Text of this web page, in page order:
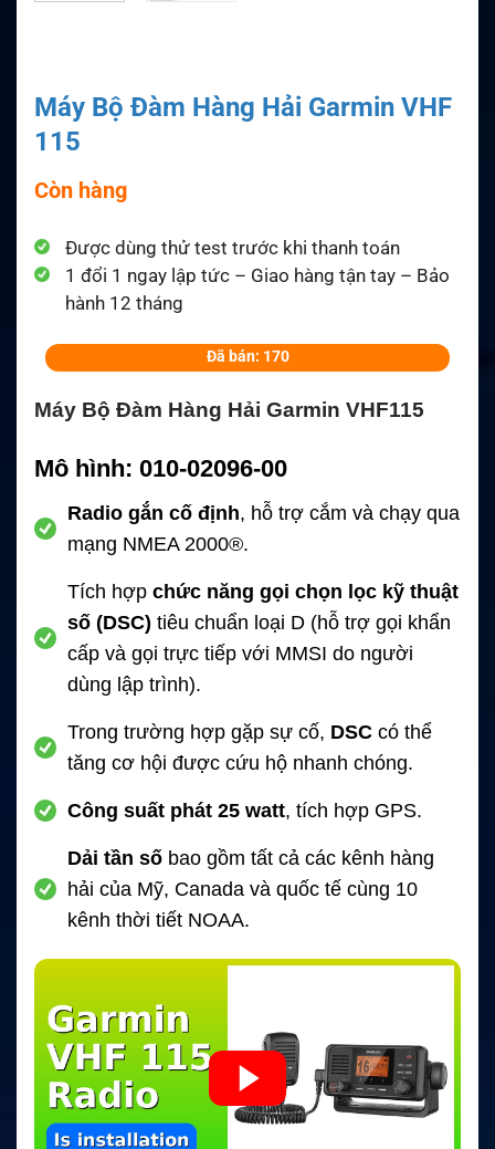
Máy Bộ Đàm Hàng Hải Garmin VHF
115
Còn hàng
Được dùng thử test trước khi thanh toán
1 đổi 1 ngay lập tức – Giao hàng tận tay – Bảo
hành 12 tháng
Đã bán: 170
Máy Bộ Đàm Hàng Hải Garmin VHF115
Mô hình: 010-02096-00
Radio gắn cố định, hỗ trợ cắm và chạy qua
mạng NMEA 2000®.
Tích hợp chức năng gọi chọn lọc kỹ thuật
số (DSC) tiêu chuẩn loại D (hỗ trợ gọi khẩn
cấp và gọi trực tiếp với MMSI do người
dùng lập trình).
Trong trường hợp gặp sự cố, DSC có thể
tăng cơ hội được cứu hộ nhanh chóng.
Công suất phát 25 watt, tích hợp GPS.
Dải tần số bao gồm tất cả các kênh hàng
hải của Mỹ, Canada và quốc tế cùng 10
kênh thời tiết NOAA.